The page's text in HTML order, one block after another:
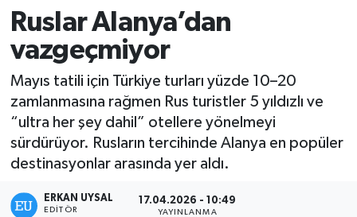
Ruslar Alanya’dan
vazgeçmiyor
Mayıs tatili için Türkiye turları yüzde 10–20
zamlanmasına rağmen Rus turistler 5 yıldızlı ve
“ultra her şey dahil” otellere yönelmeyi
sürdürüyor. Rusların tercihinde Alanya en popüler
destinasyonlar arasında yer aldı.
ERKAN UYSAL
EDITÖR
17.04.2026 - 10:49
YAYINLANMA
EKONOMİ
TURİZM
ÇEVRE
KÜLTÜR SANAT
Trafik Durumu
Süper Lig Puan Durumu ve Fikstür
Tüm Manşetler
Son Dakika Haberleri
Haber Arşivi